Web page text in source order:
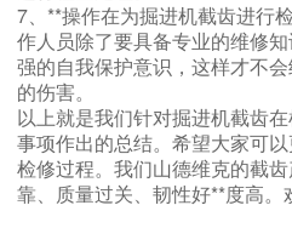
7、**操作在为掘进机截齿进行
作人员除了要具备专业的维修
强的自我保护意识，这样才不
的伤害。
以上就是我们针对掘进机截齿
事项作出的总结。希望大家可
检修过程。我们山德维克的截
靠、质量过关、韧性好**度高。